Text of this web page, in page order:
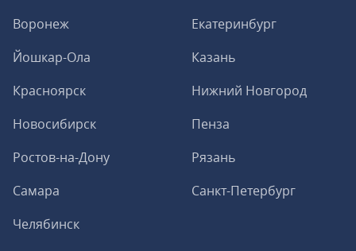
Воронеж
Екатеринбург
Йошкар-Ола
Казань
Красноярск
Нижний Новгород
Новосибирск
Пенза
Ростов-на-Дону
Рязань
Самара
Санкт-Петербург
Челябинск